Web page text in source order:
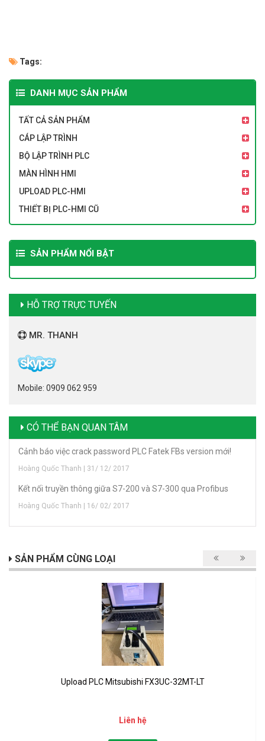
Tags:
DANH MỤC SẢN PHẨM
TẤT CẢ SẢN PHẨM
CÁP LẬP TRÌNH
BỘ LẬP TRÌNH PLC
MÀN HÌNH HMI
UPLOAD PLC-HMI
THIẾT BỊ PLC-HMI CŨ
SẢN PHẨM NỔI BẬT
HỖ TRỢ TRỰC TUYẾN
MR. THANH
Mobile: 0909 062 959
CÓ THỂ BẠN QUAN TÂM
Cảnh báo việc crack password PLC Fatek FBs version mới!
Hoàng Quốc Thanh | 31/ 12/ 2017
Kết nối truyền thông giữa S7-200 và S7-300 qua Profibus
Hoàng Quốc Thanh | 16/ 02/ 2017
SẢN PHẨM CÙNG LOẠI
Upload PLC Mitsubishi FX3UC-32MT-LT
Liên hệ